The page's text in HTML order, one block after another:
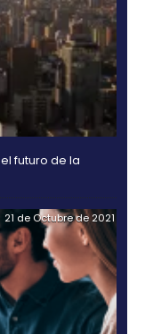
18 de
Colombia